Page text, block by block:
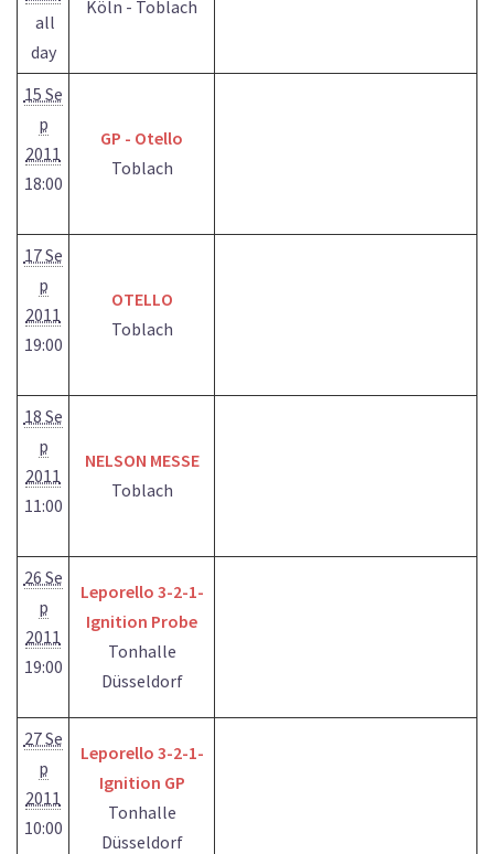
all
day
Köln - Toblach
15 Se
p
2011
18:00
GP - Otello
Toblach
17 Se
p
2011
19:00
OTELLO
Toblach
18 Se
p
2011
11:00
NELSON MESSE
Toblach
26 Se
p
2011
19:00
Leporello 3-2-1-
Ignition Probe
Tonhalle
Düsseldorf
27 Se
p
2011
10:00
Leporello 3-2-1-
Ignition GP
Tonhalle
Düsseldorf